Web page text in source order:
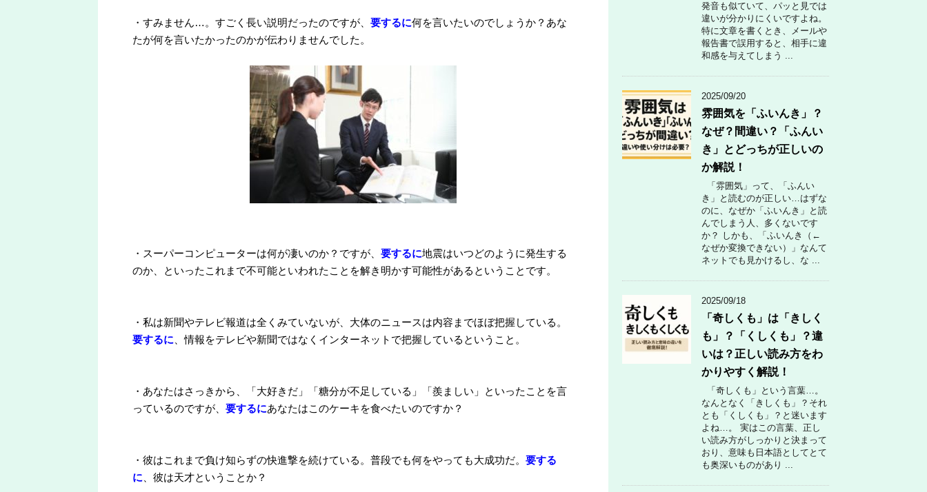
・すみません…。すごく長い説明だったのですが、 要するに何を言いたいのでしょうか？あな
たが何を言いたかったのかが伝わりませんでした。
・スーパーコンピューターは何が凄いのか？ですが、 要するに地震はいつどのように発生する
のか、といったこれまで不可能といわれたことを解き明かす可能性があるということです。
・私は新聞やテレビ報道は全くみていないが、大体のニュースは内容までほぼ把握している。
要するに 、情報をテレビや新聞ではなくインターネットで把握しているということ。
・あなたはさっきから、「大好きだ」「糖分が不足している」「羨ましい」といったことを言
っているのですが、 要するにあなたはこのケーキを食べたいのですか？
・彼はこれまで負け知らずの快進撃を続けている。普段でも何をやっても大成功だ。 要する
に 、彼は天才ということか？
発音も似ていて、パッと見では
違いが分かりにくいですよね。
特に文章を書くとき、メールや
報告書で誤用すると、相手に違
和感を与えてしまう ...
2025/09/20
雰囲気を「ふいんき」？
なぜ？間違い？「ふんい
き」とどっちが正しいの
か解説！
「雰囲気」って、「ふんい
き」と読むのが正しい…はずな
のに、なぜか「ふいんき」と読
んでしまう人、多くないです
か？ しかも、「ふいんき（←
なぜか変換できない）」なんて
ネットでも見かけるし、な ...
2025/09/18
「奇しくも」は「きしく
も」？「くしくも」？違
いは？正しい読み方をわ
かりやすく解説！
「奇しくも」という言葉…。
なんとなく「きしくも」？それ
とも「くしくも」？と迷います
よね…。 実はこの言葉、正し
い読み方がしっかりと決まって
おり、意味も日本語としてとて
も奥深いものがあり ...